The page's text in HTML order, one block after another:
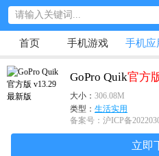
首页 手机游戏 手机应
GoPro Quik官方
大小： 306.08M
类型： 生活实用
备案号：沪ICP备
立即